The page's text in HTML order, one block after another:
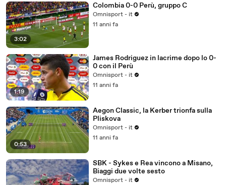
3:02
Colombia 0-0 Perù, gruppo C
Omnisport - it
11 anni fa
1:19
James Rodriguez in lacrime dopo lo 0-
0 con il Perù
Omnisport - it
11 anni fa
0:53
Aegon Classic, la Kerber trionfa sulla
Pliskova
Omnisport - it
11 anni fa
SBK - Sykes e Rea vincono a Misano,
Biaggi due volte sesto
Omnisport - it